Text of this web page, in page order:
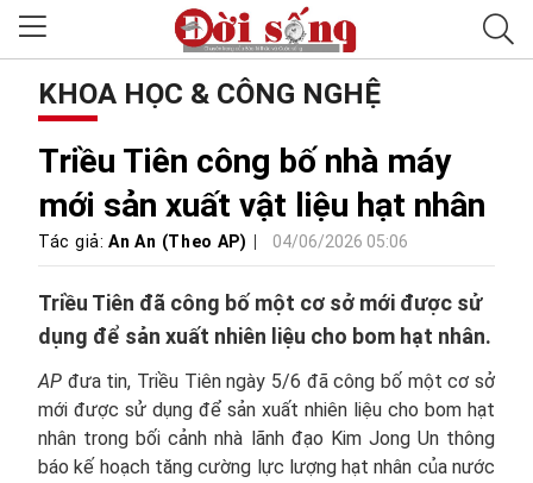
KHOA HỌC & CÔNG NGHỆ
Triều Tiên công bố nhà máy
mới sản xuất vật liệu hạt nhân
Tác giả:An An (Theo AP) 04/06/2026 05:06
Triều Tiên đã công bố một cơ sở mới được sử
dụng để sản xuất nhiên liệu cho bom hạt nhân.
AP đưa tin, Triều Tiên ngày 5/6 đã công bố một cơ sở
mới được sử dụng để sản xuất nhiên liệu cho bom hạt
nhân trong bối cảnh nhà lãnh đạo Kim Jong Un thông
báo kế hoạch tăng cường lực lượng hạt nhân của nước